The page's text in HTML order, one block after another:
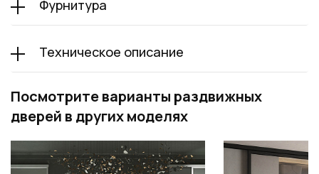
Фурнитура
Техническое описание
Посмотрите варианты раздвижных
дверей в других моделях